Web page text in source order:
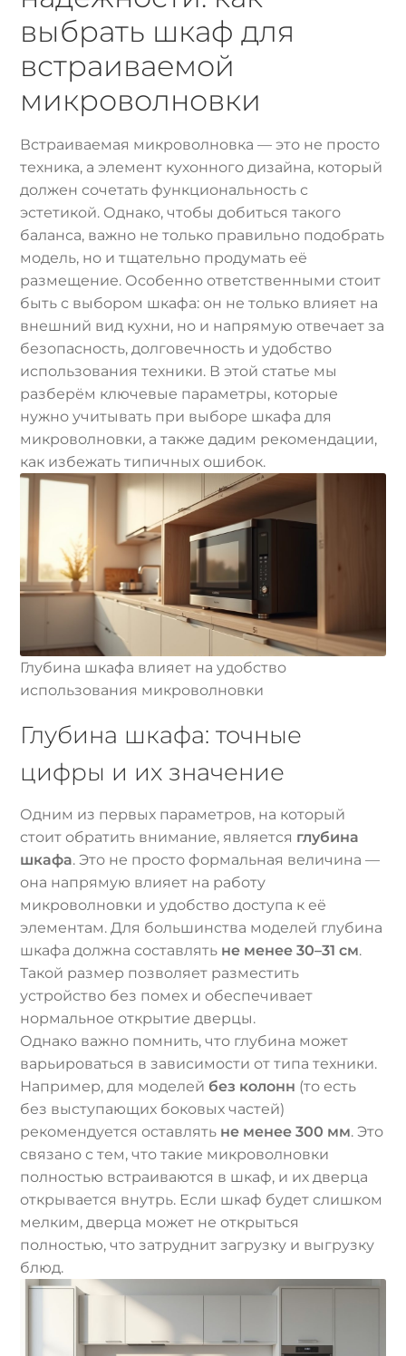
выбрать шкаф для
встраиваемой
микроволновки
Встраиваемая микроволновка — это не просто
техника, а элемент кухонного дизайна, который
должен сочетать функциональность с
эстетикой. Однако, чтобы добиться такого
баланса, важно не только правильно подобрать
модель, но и тщательно продумать её
размещение. Особенно ответственными стоит
быть с выбором шкафа: он не только влияет на
внешний вид кухни, но и напрямую отвечает за
безопасность, долговечность и удобство
использования техники. В этой статье мы
разберём ключевые параметры, которые
нужно учитывать при выборе шкафа для
микроволновки, а также дадим рекомендации,
как избежать типичных ошибок.
Глубина шкафа влияет на удобство
использования микроволновки
Глубина шкафа: точные
цифры и их значение
Одним из первых параметров, на который
стоит обратить внимание, является глубина
шкафа. Это не просто формальная величина —
она напрямую влияет на работу
микроволновки и удобство доступа к её
элементам. Для большинства моделей глубина
шкафа должна составлять не менее 30–31 см.
Такой размер позволяет разместить
устройство без помех и обеспечивает
нормальное открытие дверцы.
Однако важно помнить, что глубина может
варьироваться в зависимости от типа техники.
Например, для моделей без колонн (то есть
без выступающих боковых частей)
рекомендуется оставлять не менее 300 мм. Это
связано с тем, что такие микроволновки
полностью встраиваются в шкаф, и их дверца
открывается внутрь. Если шкаф будет слишком
мелким, дверца может не открыться
полностью, что затруднит загрузку и выгрузку
блюд.